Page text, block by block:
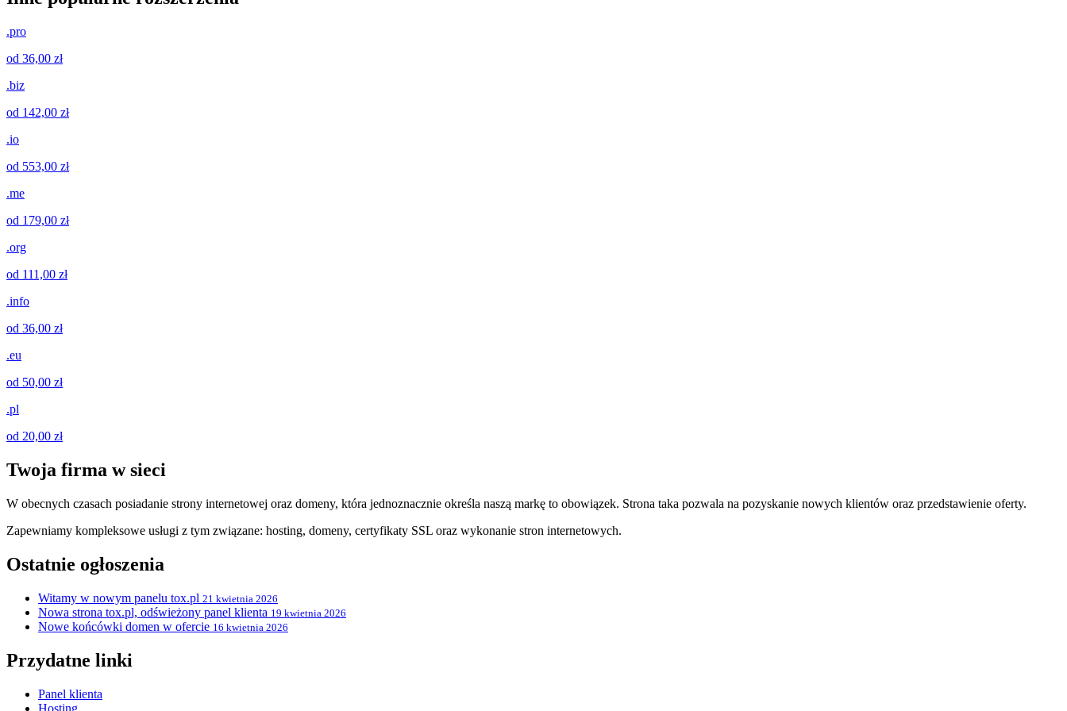
.pro
od 36,00 zł
.biz
od 142,00 zł
.io
od 553,00 zł
.me
od 179,00 zł
.org
od 111,00 zł
.info
od 36,00 zł
.eu
od 50,00 zł
.pl
od 20,00 zł
Twoja firma w sieci
W obecnych czasach posiadanie strony internetowej oraz domeny, która jednoznacznie określa naszą markę to obowiązek. Strona taka pozwala na pozyskanie nowych klientów oraz przedstawienie oferty.
Zapewniamy kompleksowe usługi z tym związane: hosting, domeny, certyfikaty SSL oraz wykonanie stron internetowych.
Ostatnie ogłoszenia
Witamy w nowym panelu tox.pl 21 kwietnia 2026
Nowa strona tox.pl, odświeżony panel klienta 19 kwietnia 2026
Nowe końcówki domen w ofercie 16 kwietnia 2026
Przydatne linki
Panel klienta
Hosting